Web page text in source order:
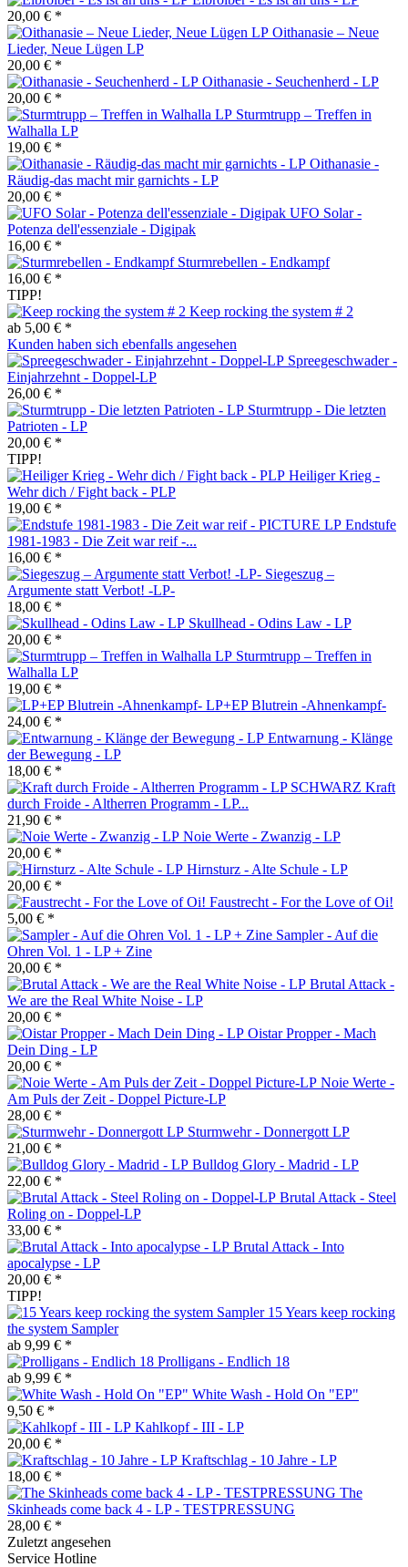
20,00 € *
Oithanasie – Neue
Lieder, Neue Lügen LP
20,00 € *
Oithanasie - Seuchenherd - LP
20,00 € *
Sturmtrupp – Treffen in
Walhalla LP
19,00 € *
Oithanasie -
Räudig-das macht mir garnichts - LP
20,00 € *
UFO Solar -
Potenza dell'essenziale - Digipak
16,00 € *
Sturmrebellen - Endkampf
16,00 € *
TIPP!
Keep rocking the system # 2
ab 5,00 € *
Kunden haben sich ebenfalls angesehen
Spreegeschwader -
Einjahrzehnt - Doppel-LP
26,00 € *
Sturmtrupp - Die letzten
Patrioten - LP
20,00 € *
TIPP!
Heiliger Krieg -
Wehr dich / Fight back - PLP
19,00 € *
Endstufe
1981-1983 - Die Zeit war reif -...
16,00 € *
Siegeszug –
Argumente statt Verbot! -LP-
18,00 € *
Skullhead - Odins Law - LP
20,00 € *
Sturmtrupp – Treffen in
Walhalla LP
19,00 € *
LP+EP Blutrein -Ahnenkampf-
24,00 € *
Entwarnung - Klänge
der Bewegung - LP
18,00 € *
Kraft
durch Froide - Altherren Programm - LP...
21,90 € *
Noie Werte - Zwanzig - LP
20,00 € *
Hirnsturz - Alte Schule - LP
20,00 € *
Faustrecht - For the Love of Oi!
5,00 € *
Sampler - Auf die
Ohren Vol. 1 - LP + Zine
20,00 € *
Brutal Attack -
We are the Real White Noise - LP
20,00 € *
Oistar Propper - Mach
Dein Ding - LP
20,00 € *
Noie Werte -
Am Puls der Zeit - Doppel Picture-LP
28,00 € *
Sturmwehr - Donnergott LP
21,00 € *
Bulldog Glory - Madrid - LP
22,00 € *
Brutal Attack - Steel
Roling on - Doppel-LP
33,00 € *
Brutal Attack - Into
apocalypse - LP
20,00 € *
TIPP!
15 Years keep rocking
the system Sampler
ab 9,99 € *
Prolligans - Endlich 18
ab 9,99 € *
White Wash - Hold On "EP"
9,50 € *
Kahlkopf - III - LP
20,00 € *
Kraftschlag - 10 Jahre - LP
18,00 € *
The
Skinheads come back 4 - LP - TESTPRESSUNG
28,00 € *
Zuletzt angesehen
Service Hotline